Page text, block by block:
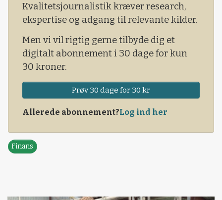
Kvalitetsjournalistik kræver research,
ekspertise og adgang til relevante kilder.
Men vi vil rigtig gerne tilbyde dig et
digitalt abonnement i 30 dage for kun
30 kroner.
Prøv 30 dage for 30 kr
Allerede abonnement?Log ind her
Finans